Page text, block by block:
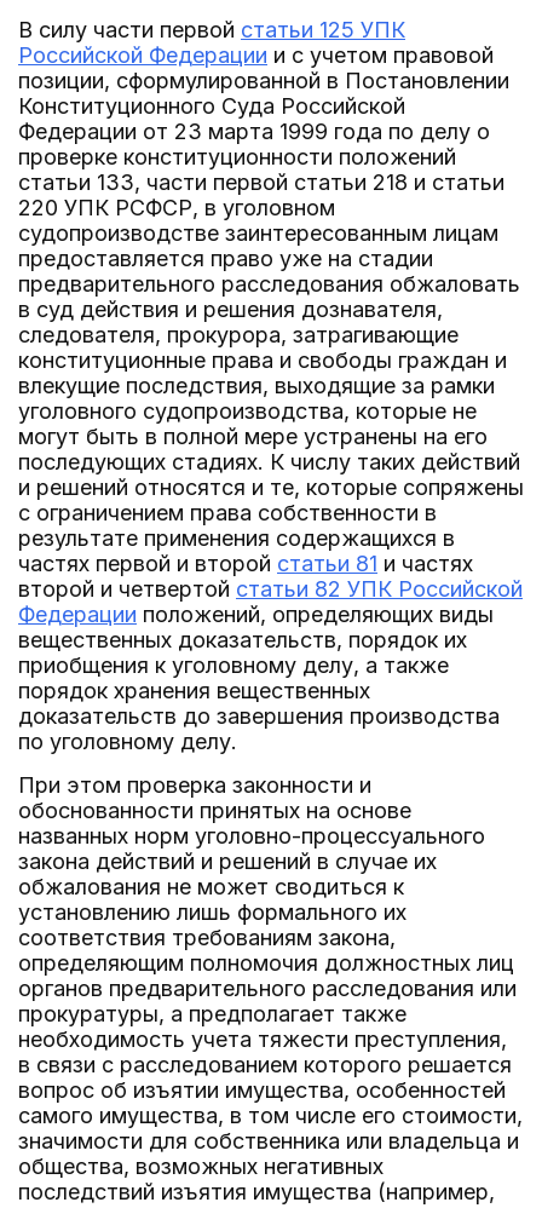
В силу части первой статьи 125 УПК
Российской Федерации и с учетом правовой
позиции, сформулированной в Постановлении
Конституционного Суда Российской
Федерации от 23 марта 1999 года по делу о
проверке конституционности положений
статьи 133, части первой статьи 218 и статьи
220 УПК РСФСР, в уголовном
судопроизводстве заинтересованным лицам
предоставляется право уже на стадии
предварительного расследования обжаловать
в суд действия и решения дознавателя,
следователя, прокурора, затрагивающие
конституционные права и свободы граждан и
влекущие последствия, выходящие за рамки
уголовного судопроизводства, которые не
могут быть в полной мере устранены на его
последующих стадиях. К числу таких действий
и решений относятся и те, которые сопряжены
с ограничением права собственности в
результате применения содержащихся в
частях первой и второй статьи 81 и частях
второй и четвертой статьи 82 УПК Российской
Федерации положений, определяющих виды
вещественных доказательств, порядок их
приобщения к уголовному делу, а также
порядок хранения вещественных
доказательств до завершения производства
по уголовному делу.
При этом проверка законности и
обоснованности принятых на основе
названных норм уголовно-процессуального
закона действий и решений в случае их
обжалования не может сводиться к
установлению лишь формального их
соответствия требованиям закона,
определяющим полномочия должностных лиц
органов предварительного расследования или
прокуратуры, а предполагает также
необходимость учета тяжести преступления,
в связи с расследованием которого решается
вопрос об изъятии имущества, особенностей
самого имущества, в том числе его стоимости,
значимости для собственника или владельца и
общества, возможных негативных
последствий изъятия имущества (например,